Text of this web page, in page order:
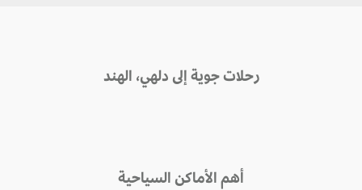
رحلات جوية إلى دلهي، الهند
أهم الأماكن السياحية